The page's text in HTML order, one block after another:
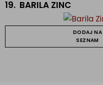
19. BARILA ZINC
DODAJ NA
SEZNAM